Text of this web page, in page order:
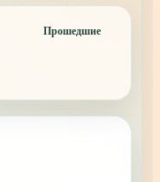
Прошедшие